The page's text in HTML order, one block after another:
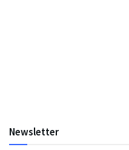
Newsletter